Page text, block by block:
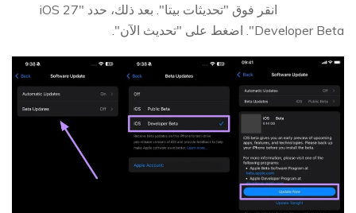
انقر فوق "تحديثات بيتا". بعد ذلك، حدد "iOS 27
Developer Beta". اضغط على "تحديث الآن".